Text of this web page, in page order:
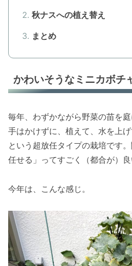
秋ナスへの植え替え
まとめ
かわいそうなミニカボチ
毎年、わずかながら野菜の苗を
手はかけずに、植えて、水を上
という超放任タイプの栽培です
任せる」ってすごく（都合が）良
今年は、こんな感じ。